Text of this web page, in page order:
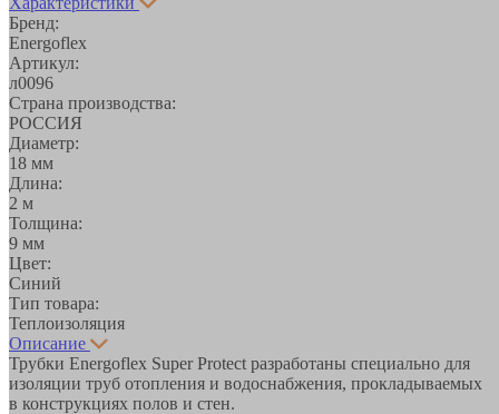
Бренд:
Energoflex
Артикул:
л0096
Страна производства:
РОССИЯ
Диаметр:
18 мм
Длина:
2 м
Толщина:
9 мм
Цвет:
Синий
Тип товара:
Теплоизоляция
Описание
Трубки Energoflex Super Protect разработаны специально для
изоляции труб отопления и водоснабжения, прокладываемых
в конструкциях полов и стен.